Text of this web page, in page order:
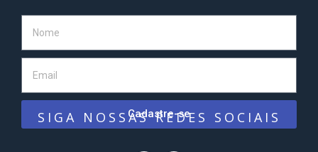
Cadastre-se
SIGA NOSSAS REDES SOCIAIS